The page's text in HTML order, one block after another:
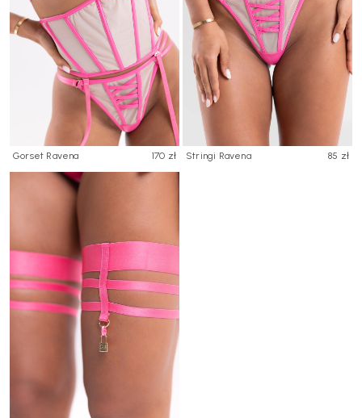
Gorset Ravena 170 zł Stringi Ravena 85 zł